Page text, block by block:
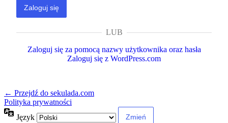
LUB
Zaloguj się za pomocą nazwy użytkownika oraz hasła
Zaloguj się z WordPress.com
← Przejdź do sekulada.com
Polityka prywatności
Język